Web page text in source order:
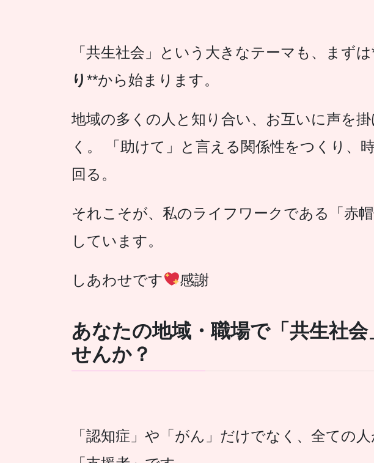
「共生社会」という大きなテーマも、まず
り **から始まります。
地域の多くの人と知り合い、お互いに声を
く。 「助けて」と言える関係性をつくり、
回る。
それこそが、私のライフワークである「赤
しています。
しあわせです 感謝
あなたの地域・職場で「共生社会
せんか？
「認知症」や「がん」だけでなく、全ての